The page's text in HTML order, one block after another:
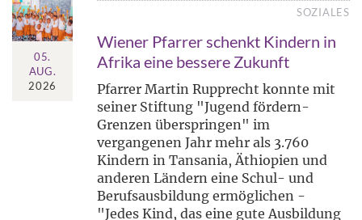
05.
AUG.
2026
SOZIALES
Wiener Pfarrer schenkt Kindern in
Afrika eine bessere Zukunft
Pfarrer Martin Rupprecht konnte mit
seiner Stiftung "Jugend fördern-
Grenzen überspringen" im
vergangenen Jahr mehr als 3.760
Kindern in Tansania, Äthiopien und
anderen Ländern eine Schul- und
Berufsausbildung ermöglichen -
"Jedes Kind, das eine gute Ausbildung